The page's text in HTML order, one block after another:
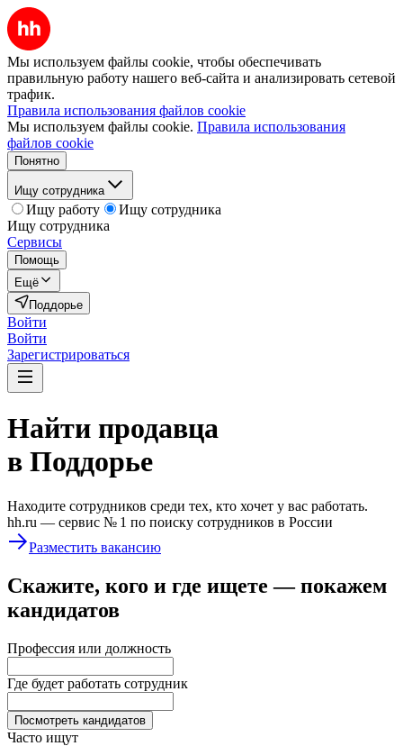
Мы используем файлы cookie, чтобы обеспечивать
правильную работу нашего веб-сайта и анализировать сетевой
трафик.
Правила использования файлов cookie
Мы используем файлы cookie. Правила использования
файлов cookie
Понятно
Ищу сотрудника
Ищу работу
Ищу сотрудника
Ищу сотрудника
Сервисы
Помощь
Ещё
Поддорье
Войти
Войти
Зарегистрироваться
Найти продавца
в Поддорье
Находите сотрудников среди тех, кто хочет у вас работать.
hh.ru — сервис № 1 по поиску сотрудников в России
Разместить вакансию
Скажите, кого и где ищете — покажем
кандидатов
Профессия или должность
Где будет работать сотрудник
Посмотреть кандидатов
Часто ищут